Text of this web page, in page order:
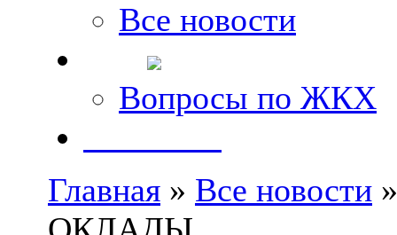
Все новости
Вопросы по ЖКХ
Главная » Все новости